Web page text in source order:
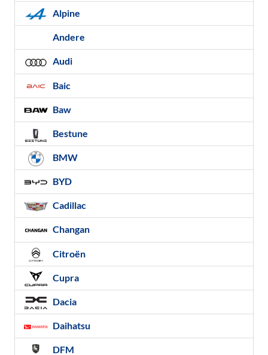
Alpine
Andere
Audi
Baic
Baw
Bestune
BMW
BYD
Cadillac
Changan
Citroën
Cupra
Dacia
Daihatsu
DFM